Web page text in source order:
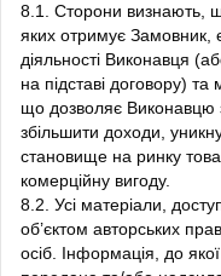
8.1. Сторони визнають,
яких отримує Замовник,
діяльності Виконавця
на підставі договору) та
що дозволяє Виконавцю
збільшити доходи,
становище на ринку
комерційну вигоду.
8.2. Усі матеріали,
об’єктом авторських
осіб. Інформація, до